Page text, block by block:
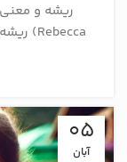
ریشه و
Rebecca) ریشه در زبان عبری دارد و در متون دینی به‌ع...
05
آبان